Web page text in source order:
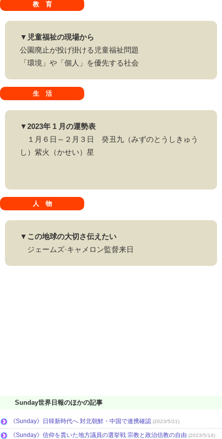
教 育
▼児童福祉の現場から
公園廃止が投げ掛ける児童福祉問題
「環境」や「個人」を優先する社会
生 活
▼2023年 1 月の運勢表
１月６日～２月３日 癸丑九（みずのとうしきゅう
し）紫火（かせい）星
人 物
▼この地球の大切さ伝えたい
ジェームズ·キャメロン監督来日
Sunday世界日報のほかの記事
《Sunday》日韓新時代へ 対北朝鮮・中国で連携確認 (2023/5/21)
《Sunday》信仰を貫いた地方議員の選挙戦 宗教と政治信教の自由 (2023/5/14)